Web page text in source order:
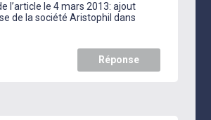
l’article le 4 mars 2013: ajout
de la société Aristophil dans
Réponse